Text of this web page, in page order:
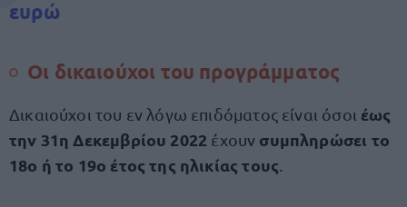
ευρώ
Οι δικαιούχοι του προγράμματος
Δικαιούχοι του εν λόγω επιδόματος είναι όσοι έως
την 31η Δεκεμβρίου 2022 έχουν συμπληρώσει το
18ο ή το 19ο έτος της ηλικίας τους